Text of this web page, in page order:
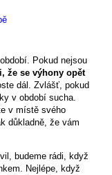
Pokud nejsou
že se výhony opět
dál. Zvlášť, pokud
v období sucha.
v místě svého
důkladně, že vám
budeme rádi, když
Nejlépe, když